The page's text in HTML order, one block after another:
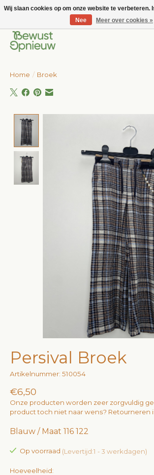
Wij bieden het grootste aanbod in betaalbare
Home / Broek
Persival Broek
Artikelnummer: 510054
€6,50
Onze producten worden zeer zorgvuldig
product toch niet naar wens? Retourneren
Blauw / Maat 116 122
Op voorraad (Levertijd:1 - 3 werkdagen)
Hoeveelheid:
Wij slaan cookies op om onze website te verbeteren.
Nee
Meer over cookies »